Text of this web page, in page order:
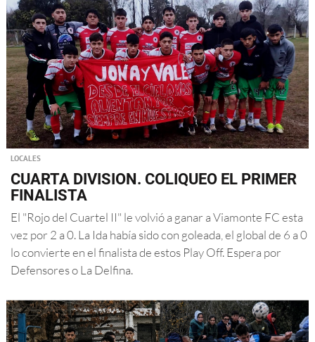
LOCALES
CUARTA DIVISION. COLIQUEO EL PRIMER
FINALISTA
El "Rojo del Cuartel II" le volvió a ganar a Viamonte FC esta
vez por 2 a 0. La Ida había sido con goleada, el global de 6 a 0
lo convierte en el finalista de estos Play Off. Espera por
Defensores o La Delfina.